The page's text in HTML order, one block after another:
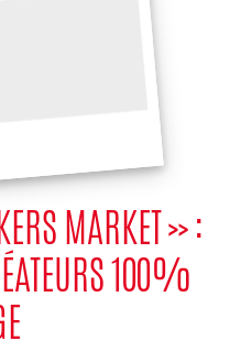
MARKET » :
100%